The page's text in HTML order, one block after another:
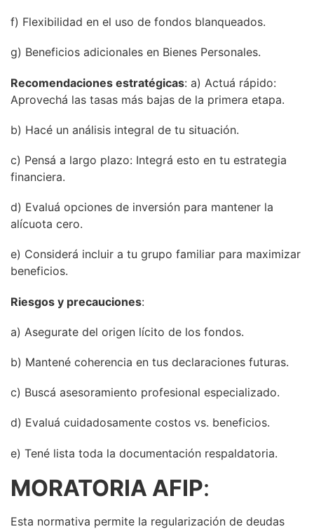
f) Flexibilidad en el uso de fondos blanqueados.
g) Beneficios adicionales en Bienes Personales.
Recomendaciones estratégicas: a) Actuá rápido:
Aprovechá las tasas más bajas de la primera etapa.
b) Hacé un análisis integral de tu situación.
c) Pensá a largo plazo: Integrá esto en tu estrategia
financiera.
d) Evaluá opciones de inversión para mantener la
alícuota cero.
e) Considerá incluir a tu grupo familiar para maximizar
beneficios.
Riesgos y precauciones:
a) Asegurate del origen lícito de los fondos.
b) Mantené coherencia en tus declaraciones futuras.
c) Buscá asesoramiento profesional especializado.
d) Evaluá cuidadosamente costos vs. beneficios.
e) Tené lista toda la documentación respaldatoria.
MORATORIA AFIP:
Esta normativa permite la regularización de deudas